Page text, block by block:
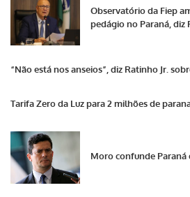
Observatório da Fiep
pedágio no Paraná, diz
“Não está nos anseios”, diz Ratinho Jr.
Tarifa Zero da Luz para 2 milhões de
Moro confunde Paraná